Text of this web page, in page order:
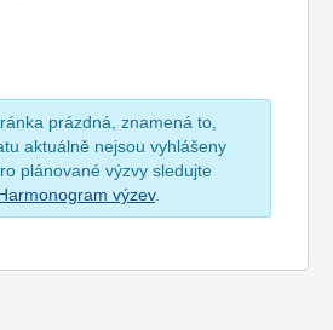
prázdná, znamená to,
aktuálně nejsou vyhlášeny
plánované výzvy sledujte
výzev.